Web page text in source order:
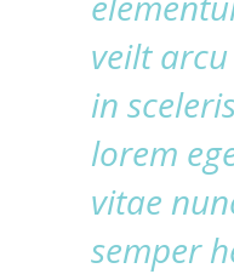
veilt
in
lorem
vitae
semper